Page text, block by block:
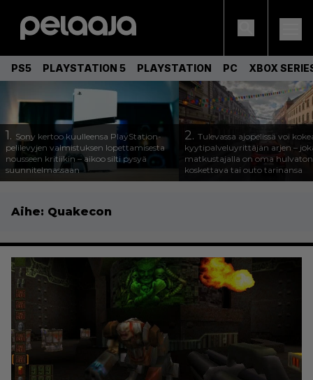
PS5 PLAYSTATION 5 PLAYSTATION PC XBOX
1. Sony kertoo kuulleensa PlayStation-
pelilevyjen valmistuksen lopettamisesta
nousseen kritiikin – aikoo silti pysyä
suunnitelmassaan
2. Tulevassa ajopelissä voi
kyytipalveluyrittäjän arjen –
matkustajalla on oma
koskettava tai outo tarinansa
Aihe: Quakecon